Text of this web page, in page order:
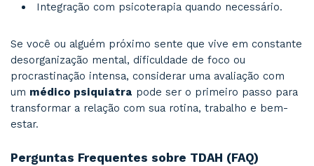
Tratar ansiedade quando, na verdade, a
primária é o TDAH;
Ignorar quadros depressivos mascarados
desorganização crônica;
Prescrever medicação inadequada para
com comorbidades não identificadas.